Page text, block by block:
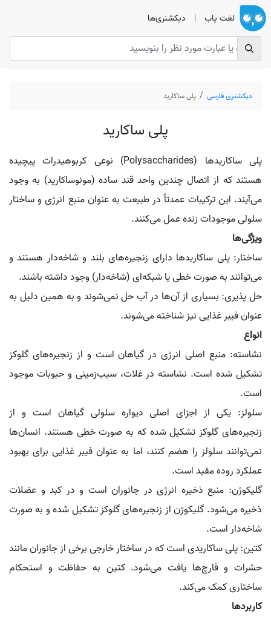
لغت یاب | دیکشنری‌ها
دیکشنری فارسی پلی ساکارید
پلی ساکارید
پلی ساکاریدها (Polysaccharides) نوعی کربوهیدرات پیچیده
هستند که از اتصال چندین واحد قند ساده (مونوساکارید) به وجود
می‌آیند. این ترکیبات عمدتاً در طبیعت به عنوان منبع انرژی و ساختار
سلولی موجودات زنده عمل می‌کنند.
ویژگی‌ها
ساختار: پلی ساکاریدها دارای زنجیره‌های بلند و شاخه‌دار هستند و
می‌توانند به صورت خطی یا شبکه‌ای (شاخه‌دار) وجود داشته باشند.
حل پذیری: بسیاری از آن‌ها در آب حل نمی‌شوند و به همین دلیل به
عنوان فیبر غذایی نیز شناخته می‌شوند.
انواع
نشاسته: منبع اصلی انرژی در گیاهان است و از زنجیره‌های گلوکز
تشکیل شده است. نشاسته در غلات، سیب‌زمینی و حبوبات موجود
است.
سلولز: یکی از اجزای اصلی دیواره سلولی گیاهان است و از
زنجیره‌های گلوکز تشکیل شده که به صورت خطی هستند. انسان‌ها
نمی‌توانند سلولز را هضم کنند، اما به عنوان فیبر غذایی برای بهبود
عملکرد روده مفید است.
گلیکوژن: منبع ذخیره انرژی در جانوران است و در کبد و عضلات
ذخیره می‌شود. گلیکوژن از زنجیره‌های گلوکز تشکیل شده و به صورت
شاخه‌دار است.
کتین: پلی ساکاریدی است که در ساختار خارجی برخی از جانوران مانند
حشرات و قارچ‌ها یافت می‌شود. کتین به حفاظت و استحکام
ساختاری کمک می‌کند.
کاربردها